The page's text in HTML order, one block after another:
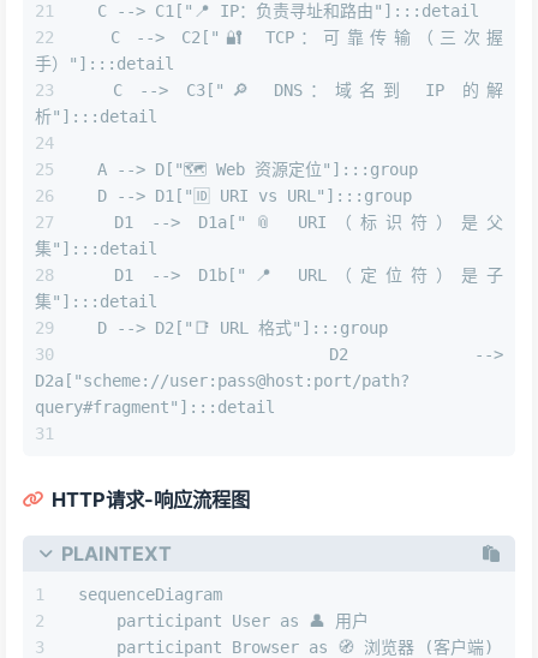
  C --> C1["📍 IP：负责寻址和路由"]:::detail
  C --> C2["🔐 TCP：可靠传输（三次握
手）"]:::detail
  C --> C3["🔎 DNS：域名到 IP 的解
析"]:::detail
  A --> D["🗺️ Web 资源定位"]:::group
  D --> D1["🆔 URI vs URL"]:::group
  D1 --> D1a["📎 URI（标识符）是父
集"]:::detail
  D1 --> D1b["📍 URL（定位符）是子
集"]:::detail
  D --> D2["📑 URL 格式"]:::group
  D2 -->
D2a["scheme://user:pass@host:port/path?
query#fragment"]:::detail
HTTP请求-响应流程图
PLAINTEXT
sequenceDiagram
    participant User as 👤 用户
    participant Browser as 🧭 浏览器 (客户端)